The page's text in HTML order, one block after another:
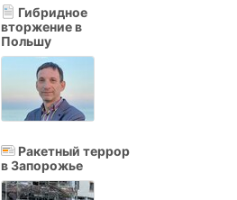
Гибридное
вторжение в
Польшу
Ракетный террор
в Запорожье